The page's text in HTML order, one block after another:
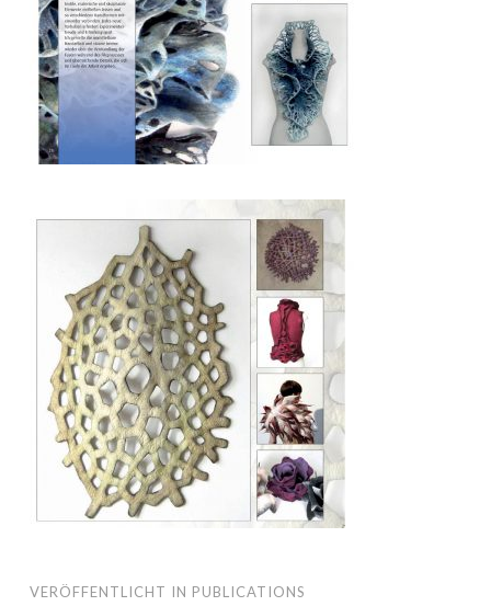
VERÖFFENTLICHT IN PUBLICATIONS